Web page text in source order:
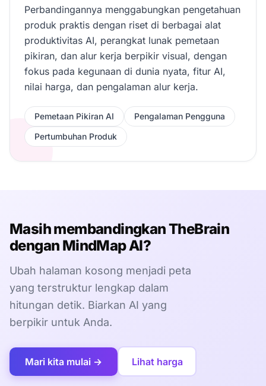
Perbandingannya menggabungkan pengetahuan
produk praktis dengan riset di berbagai alat
produktivitas AI, perangkat lunak pemetaan
pikiran, dan alur kerja berpikir visual, dengan
fokus pada kegunaan di dunia nyata, fitur AI,
nilai harga, dan pengalaman alur kerja.
Pemetaan Pikiran AI
Pengalaman Pengguna
Pertumbuhan Produk
Masih membandingkan TheBrain
dengan MindMap AI?
Ubah halaman kosong menjadi peta
yang terstruktur lengkap dalam
hitungan detik. Biarkan AI yang
berpikir untuk Anda.
Mari kita mulai → Lihat harga